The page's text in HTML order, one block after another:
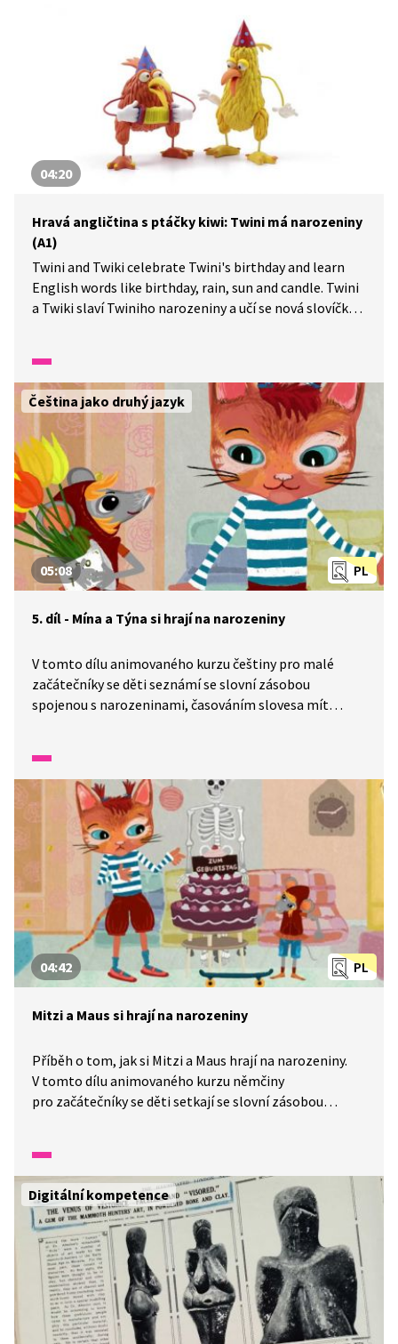
04:20
Hravá angličtina s ptáčky kiwi: Twini má narozeniny
(A1)
Twini and Twiki celebrate Twini's birthday and learn
English words like birthday, rain, sun and candle. Twini
a Twiki slaví Twiniho narozeniny a učí se nová slovíčka
Čeština jako druhý jazyk
PL
05:08
5. díl - Mína a Týna si hrají na narozeniny
V tomto dílu animovaného kurzu češtiny pro malé
začátečníky se děti seznámí se slovní zásobou
spojenou s narozeninami, časováním slovesa mít
PL
04:42
Mitzi a Maus si hrají na narozeniny
Příběh o tom, jak si Mitzi a Maus hrají na narozeniny.
V tomto dílu animovaného kurzu němčiny
pro začátečníky se děti setkají se slovní zásobou
haben a sein a s jejich časováním v přítomném čase (1.,
2. osoba jednotného čísla, 1. osoba množného čísla),
s předložkou für ve významu pro koho (die Blumen für),
s číslicemi eins–fünf, s otázkou Wie alt bist du?, se
zájmenem beide a s příslovcem heute. V závěru kurzu si
děti zopakují výslovnost a pravopis: die Blume, die
Blumen, Wie alt bist du?, Ich bin 5 Jahre alt, heute, der
Geburtstag, die Geburtstage, ich habe, du hast, wir
haben.
Digitální kompetence